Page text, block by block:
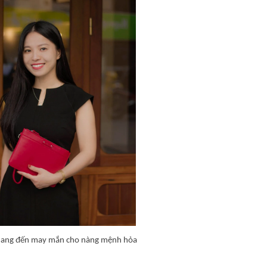
đến may mắn cho nàng mệnh hỏa